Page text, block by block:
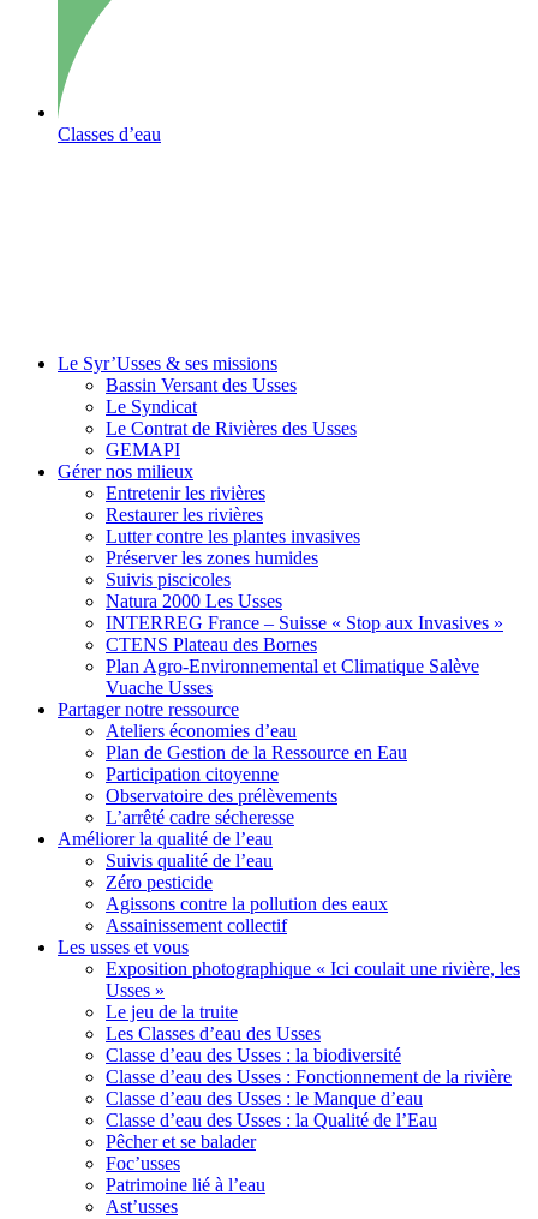
Classes d’eau
Le Syr’Usses & ses missions
Bassin Versant des Usses
Le Syndicat
Le Contrat de Rivières des Usses
GEMAPI
Gérernos milieux
Entretenir les rivières
Restaurer les rivières
Lutter contre les plantes invasives
Préserver les zones humides
Suivis piscicoles
Natura 2000 Les Usses
INTERREG France – Suisse « Stop aux Invasives »
CTENS Plateau des Bornes
Plan Agro-Environnemental et Climatique Salève
Vuache Usses
Partagernotre ressource
Ateliers économies d’eau
Plan de Gestion de la Ressource en Eau
Participation citoyenne
Observatoire des prélèvements
L’arrêté cadre sécheresse
Améliorerla qualité de l’eau
Suivis qualité de l’eau
Zéro pesticide
Agissons contre la pollution des eaux
Assainissement collectif
Les usses et vous
Exposition photographique « Ici coulait une rivière, les
Usses »
Le jeu de la truite
Les Classes d’eau des Usses
Classe d’eau des Usses : la biodiversité
Classe d’eau des Usses : Fonctionnement de la rivière
Classe d’eau des Usses : le Manque d’eau
Classe d’eau des Usses : la Qualité de l’Eau
Pêcher et se balader
Foc’usses
Patrimoine lié à l’eau
Ast’usses